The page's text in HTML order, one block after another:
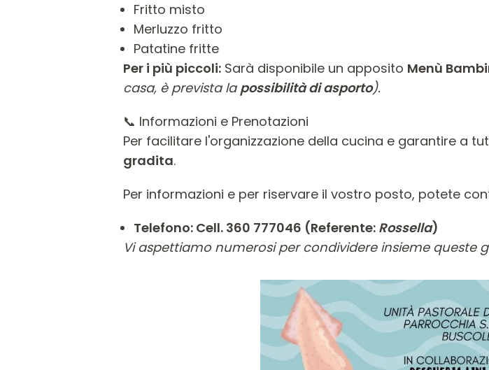
Fritto misto
Merluzzo fritto
Patatine fritte
Per i più piccoli: Sarà disponibile un apposito Menù
casa, è prevista la possibilità di asporto).
📞 Informazioni e Prenotazioni
Per facilitare l'organizzazione della cucina e garantire a
gradita.
Per informazioni e per riservare il vostro posto, potete
Telefono: Cell. 360 777046 (Referente: Rossella)
Vi aspettiamo numerosi per condividere insieme queste